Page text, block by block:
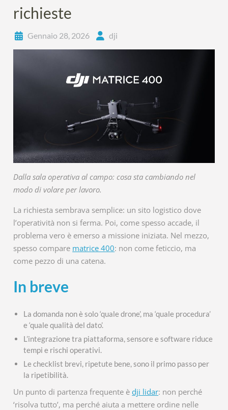
richieste
Gennaio 28, 2026 dji
Dalla sala operativa al campo: cosa sta cambiando nel
modo di volare per lavoro.
La richiesta sembrava semplice: un sito logistico dove
l’operatività non si ferma. Poi, come spesso accade, il
problema vero è emerso a missione iniziata. Nel mezzo,
spesso compare matrice 400: non come feticcio, ma
come pezzo di una catena.
In breve
La domanda non è solo ‘quale drone’, ma ‘quale procedura’
e ‘quale qualità del dato’.
L’integrazione tra piattaforma, sensore e software riduce
tempi e rischi operativi.
Le checklist brevi, ripetute bene, sono il primo passo per
la ripetibilità.
Un punto di partenza frequente èdji lidar: non perché
‘risolva tutto’, ma perché aiuta a mettere ordine nelle